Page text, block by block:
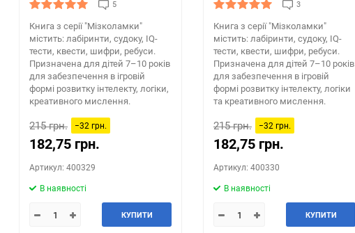
5
Книга з серії "Мізколамки"
містить: лабіринти, судоку, IQ-
тести, квести, шифри, ребуси.
Призначена для дітей 7–10 років
для забезпечення в ігровій
формі розвитку інтелекту, логіки,
креативного мислення.
215 грн. −32 грн.
182,75 грн.
Артикул: 400329
В наявності
КУПИТИ
3
Книга з серії "Мізколамки"
містить: лабіринти, судоку, IQ-
тести, квести, шифри, ребуси.
Призначена для дітей 7–10 років
для забезпечення в ігровій
формі розвитку інтелекту, логіки
та креативного мислення.
215 грн. −32 грн.
182,75 грн.
Артикул: 400330
В наявності
КУПИТИ